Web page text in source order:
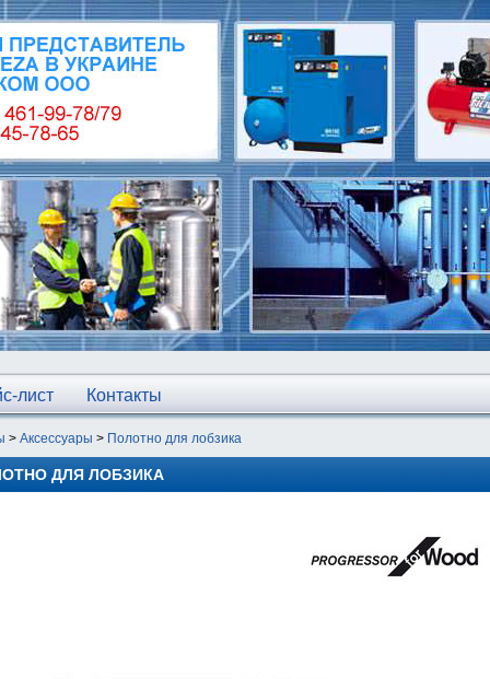
лист Контакты
> Аксессуары > Полотно для лобзика
ДЛЯ ЛОБЗИКА